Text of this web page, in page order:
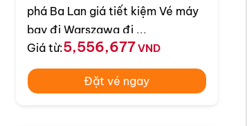
phá Ba Lan giá tiết kiệm Vé máy
bay đi Warszawa đi ...
Giá từ:5,556,677VND
Đặt vé ngay